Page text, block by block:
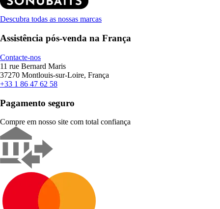
Descubra todas as nossas marcas
Assistência pós-venda na França
Contacte-nos
11 rue Bernard Maris
37270 Montlouis-sur-Loire, França
+33 1 86 47 62 58
Pagamento seguro
Compre em nosso site com total confiança